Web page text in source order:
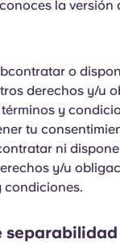
la versión
o
derechos y/u
y
tu
ni
y/u
condiciones.
separabilidad